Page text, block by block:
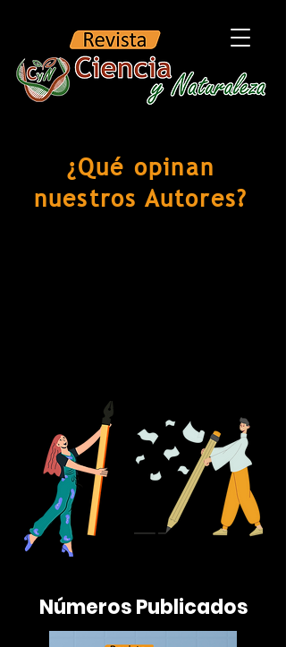
¿Qué opinan
nuestros Autores?
Números Publicados